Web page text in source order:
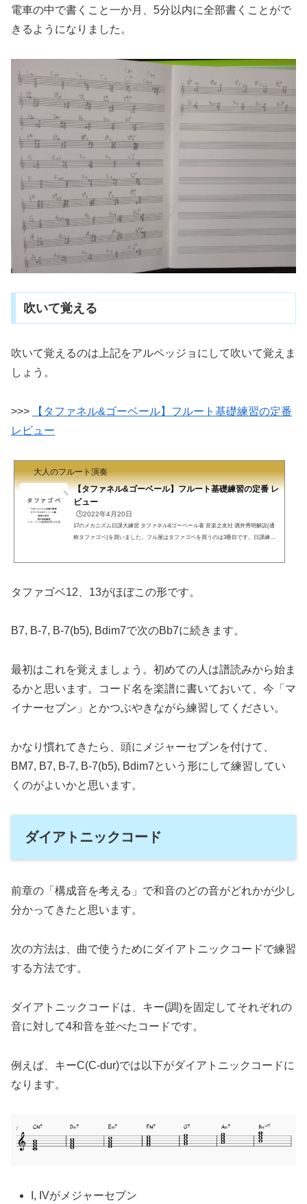
電車の中で書くこと一か月、5分以内に全部書くことがで
きるようになりました。
吹いて覚える
吹いて覚えるのは上記をアルペッジョにして吹いて覚えま
しょう。
>>>
【タファネル&ゴーベール】フルート基礎練習の定番
レビュー
大人のフルート演奏
【タファネル&ゴーベール】フルート基礎練習の定番 レ
ビュー
🕒️2022年4月20日
17のメカニズム日課大練習 タファネル&ゴーベール著 音楽之友社 酒井秀明解説(通
称タファゴベ)を買いました。フル屋はタファゴベを買うのは3冊目です。日課練習
shimoAffiliateObject=a;b=b||function(){ar...
タファゴベ12、13がほぼこの形です。
B7, B-7, B-7(b5), Bdim7で次のBb7に続きます。
最初はこれを覚えましょう。初めての人は譜読みから始ま
るかと思います。コード名を楽譜に書いておいて、今「マ
イナーセブン」とかつぶやきながら練習してください。
かなり慣れてきたら、頭にメジャーセブンを付けて、
BM7, B7, B-7, B-7(b5), Bdim7という形にして練習してい
くのがよいかと思います。
ダイアトニックコード
前章の「構成音を考える」で和音のどの音がどれかが少し
分かってきたと思います。
次の方法は、曲で使うためにダイアトニックコードで練習
する方法です。
ダイアトニックコードは、キー(調)を固定してそれぞれの
音に対して4和音を並べたコードです。
例えば、キーC(C-dur)では以下がダイアトニックコードに
なります。
I, IVがメジャーセブン